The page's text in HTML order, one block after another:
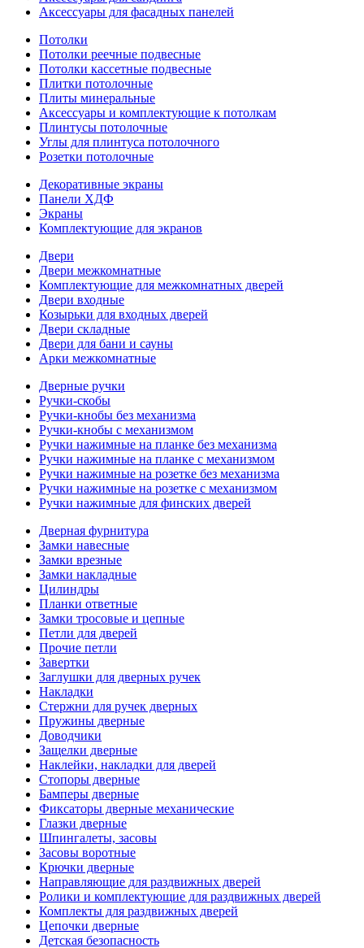
Аксессуары для фасадных панелей
Потолки
Потолки реечные подвесные
Потолки кассетные подвесные
Плитки потолочные
Плиты минеральные
Аксессуары и комплектующие к потолкам
Плинтусы потолочные
Углы для плинтуса потолочного
Розетки потолочные
Декоративные экраны
Панели ХДФ
Экраны
Комплектующие для экранов
Двери
Двери межкомнатные
Комплектующие для межкомнатных дверей
Двери входные
Козырьки для входных дверей
Двери складные
Двери для бани и сауны
Арки межкомнатные
Дверные ручки
Ручки-скобы
Ручки-кнобы без механизма
Ручки-кнобы с механизмом
Ручки нажимные на планке без механизма
Ручки нажимные на планке с механизмом
Ручки нажимные на розетке без механизма
Ручки нажимные на розетке с механизмом
Ручки нажимные для финских дверей
Дверная фурнитура
Замки навесные
Замки врезные
Замки накладные
Цилиндры
Планки ответные
Замки тросовые и цепные
Петли для дверей
Прочие петли
Завертки
Заглушки для дверных ручек
Накладки
Стержни для ручек дверных
Пружины дверные
Доводчики
Защелки дверные
Наклейки, накладки для дверей
Стопоры дверные
Бамперы дверные
Фиксаторы дверные механические
Глазки дверные
Шпингалеты, засовы
Засовы воротные
Крючки дверные
Направляющие для раздвижных дверей
Ролики и комплектующие для раздвижных дверей
Комплекты для раздвижных дверей
Цепочки дверные
Детская безопасность